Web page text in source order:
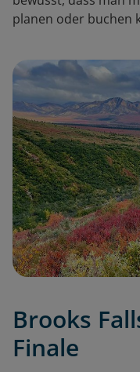
planen oder buchen
Brooks
Finale